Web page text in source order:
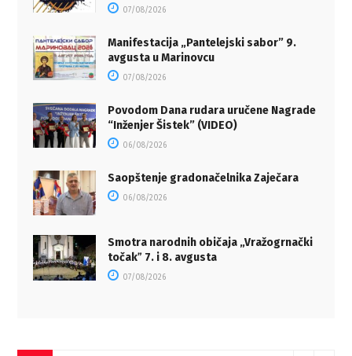
07/08/2026
Manifestacija „Pantelejski sabor” 9.
avgusta u Marinovcu
07/08/2026
Povodom Dana rudara uručene Nagrade
“Inženjer Šistek” (VIDEO)
06/08/2026
Saopštenje gradonačelnika Zaječara
06/08/2026
Smotra narodnih običaja „Vražogrnački
točakˮ 7. i 8. avgusta
07/08/2026